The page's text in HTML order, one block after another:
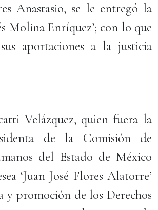
Anastasio, se le entregó la
Molina Enríquez’; con lo que
aportaciones a la justicia
Velázquez, quien fuera la
de la Comisión de
del Estado de México
‘Juan José Flores Alatorre’
y promoción de los Derechos